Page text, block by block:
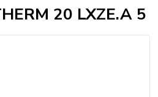
20 LXZE.A 5